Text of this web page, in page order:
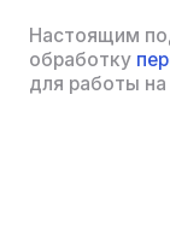
Настоящим
обработку
для работы